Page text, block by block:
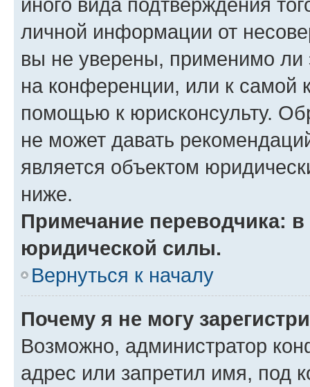
личной информации от
вы не уверены, применимо ли
на конференции, или к самой
помощью к юрисконсульту.
не может давать
является объектом
ниже.
Примечание переводчика:
юридической силы.
Вернуться к началу
Почему я не могу
Возможно, администратор
адрес или запретил имя, под